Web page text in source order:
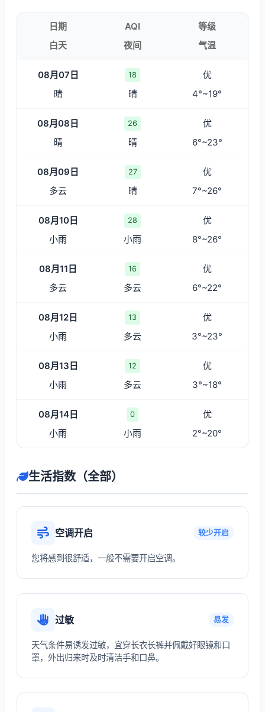
日期 AQI
等级
白天
夜间 气温
08月07日 18
优
晴
晴 4°~19°
08月08日 26
优
晴
晴 6°~23°
08月09日 27
优
多云
晴 7°~26°
08月10日 28
优
小雨
小雨 8°~26°
08月11日 16
优
多云
多云 6°~22°
08月12日 13
优
小雨
多云 3°~23°
08月13日 12
优
小雨
多云 3°~18°
08月14日 0
优
小雨
小雨 2°~20°
生活指数（全部）
空调开启 较少开启
您将感到很舒适，一般不需要开启空调。
过敏 易发
天气条件易诱发过敏，宜穿长衣长裤并佩戴好眼镜和口
罩，外出归来时及时清洁手和口鼻。